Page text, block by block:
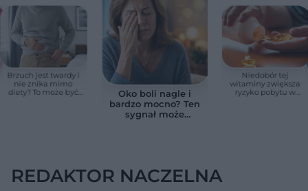
Brzuch jest twardy i
nie znika mimo
diety? To może być
Oko boli nagle i
bardzo mocno? Ten
sygnał może
Niedobór tej
witaminy zwiększa
ryzyko pobytu w
REDAKTOR NACZELNA